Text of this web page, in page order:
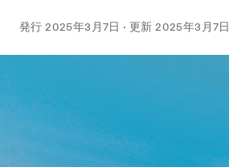
発行2025年3月7日 ·更新2025年3月7日